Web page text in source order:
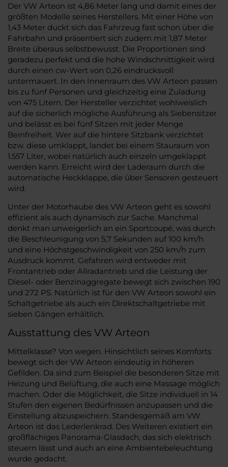
Der VW Arteon ist 4,86 Meter lang und damit eines der
größten Modelle seines Herstellers. Mit einer Höhe von
1,43 Meter duckt sich das Fahrzeug fast schon über die
Fahrbahn und präsentiert sich zudem mit 1,87 Meter
Breite überaus selbstbewusst. Die Proportionen sind
geradezu perfekt und die hohe Windschnittigkeit wird
durch einen cw-Wert von 0,26 eindrucksvoll
untermauert. In den Innenraum des VW Arteon passen
bis zu fünf Personen und gleichzeitig eine Zuladung
von 475 Litern. Der Hersteller verzichtet wohlweislich
auf die sicherlich mögliche Ausführung als Siebensitzer
und belässt es bei fünf Sitzen mit jeder Menge
Beinfreiheit. Wer auf die hintere Sitzbank verzichtet
bzw. diese umklappt, landet bei einem Stauraum von
1.557 Liter, wobei natürlich auch einzeln umgeklappt
werden kann. Erreicht wird der Laderaum durch die
automatische Heckklappe, die über Sensoren gesteuert
wird.
Unter der Motorhaube des VW Arteon geht es sowohl
effizient als auch dynamisch zur Sache. Manchmal
denkt man unweigerlich an ein Sportcoupé, was durch
die Beschleunigung von 5,7 Sekunden auf 100 km/h
und eine Höchstgeschwindigkeit von 250 km/h zum
Ausdruck kommt. Gefahren wird entweder mit
Frontantrieb oder Allradantrieb und die Leistung der
Diesel- oder Benzinaggregate bewegt sich zwischen 190
und 272 PS. Natürlich ist für den VW Arteon sowohl ein
Schaltgetriebe als auch ein Direktschaltgetriebe mit
sieben Gängen erhältlich.
Ausstattung des VW Arteon
Mittelklasse? Von wegen. Hinsichtlich seines Komforts
bewegt sich der VW Arteon eindeutig in höheren
Gefilden. Da sind zum Beispiel die besonderen Sitze mit
Heizung und Belüftung, die auch eine Massage möglich
machen. Oder die Möglichkeit, die Sitze individuell in 14
Stufen den eigenen Bedürfnissen anzupassen und die
Einstellung abzuspeichern. Standesgemäß am VW
Arteon ist das Lederlenkrad. Des Weiteren existiert ein
großflächiges Panorama-Glasdach, das sich elektrisch
steuern lässt und auch an eine Ambientebeleuchtung
wurde gedacht.